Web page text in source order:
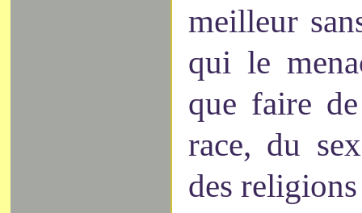
meilleur
qui le
que faire
race, du
des